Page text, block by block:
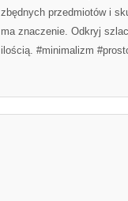
zbędnych przedmiotów i
ma znaczenie. Odkryj
ilością. #minimalizm